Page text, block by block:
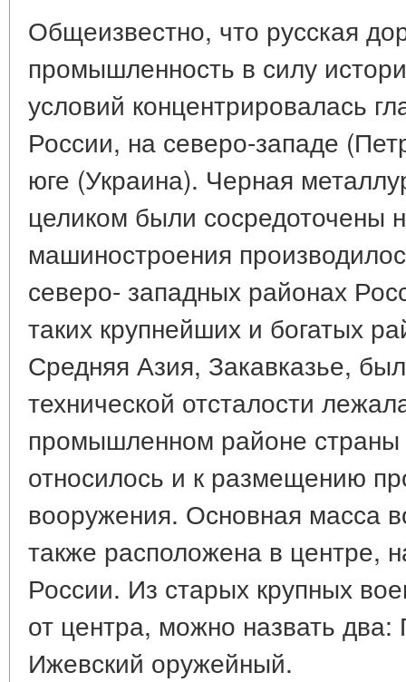
Общеизвестно, что русская
промышленность в силу
условий концентрировалась
России, на северо-западе
юге (Украина). Черная
целиком были сосредоточены
машиностроения
северо- западных районах
таких крупнейших и богатых
Средняя Азия, Закавказье,
технической отсталости
промышленном районе страны
относилось и к размещению
вооружения. Основная масса
также расположена в центре,
России. Из старых крупных
от центра, можно назвать
Ижевский оружейный.